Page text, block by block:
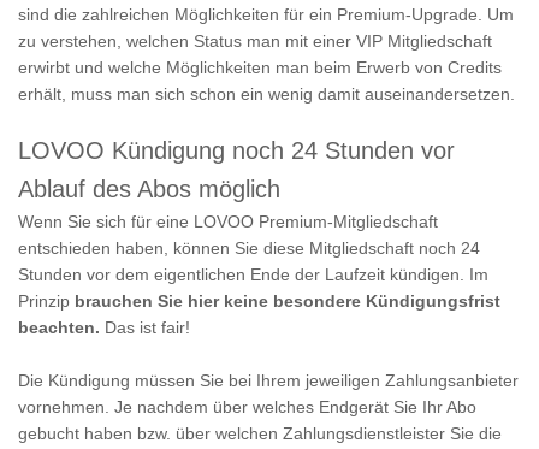
sind die zahlreichen Möglichkeiten für ein Premium-Upgrade. Um
zu verstehen, welchen Status man mit einer VIP Mitgliedschaft
erwirbt und welche Möglichkeiten man beim Erwerb von Credits
erhält, muss man sich schon ein wenig damit auseinandersetzen.
LOVOO Kündigung noch 24 Stunden vor
Ablauf des Abos möglich
Wenn Sie sich für eine LOVOO Premium-Mitgliedschaft
entschieden haben, können Sie diese Mitgliedschaft noch 24
Stunden vor dem eigentlichen Ende der Laufzeit kündigen. Im
Prinzip brauchen Sie hier keine besondere Kündigungsfrist
beachten. Das ist fair!
Die Kündigung müssen Sie bei Ihrem jeweiligen Zahlungsanbieter
vornehmen. Je nachdem über welches Endgerät Sie Ihr Abo
gebucht haben bzw. über welchen Zahlungsdienstleister Sie die